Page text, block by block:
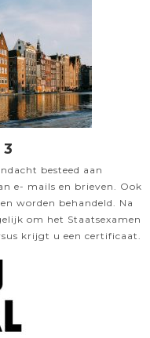
3
besteed aan
e- mails en brieven. Ook
worden behandeld. Na
om het Staatsexamen
krijgt u een certificaat.